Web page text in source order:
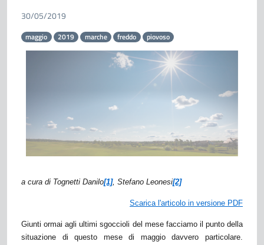
30/05/2019
maggio 2019 marche freddo piovoso
a cura di Tognetti Danilo[1], Stefano Leonesi[2]
Scarica l'articolo in versione PDF
Giunti ormai agli ultimi sgoccioli del mese facciamo il punto della
situazione di questo mese di maggio davvero particolare.